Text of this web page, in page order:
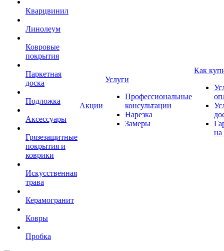
Кварцвинил
Линолеум
Ковровые
покрытия
Паркетная
доска
Подложка
Аксессуары
Грязезащитные
покрытия и
коврики
Искусственная
трава
Керамогранит
Ковры
Пробка
Акции
Услуги
Профессиональные
консультации
Нарезка
Замеры
Как
на